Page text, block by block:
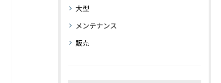
大型
メンテナンス
販売